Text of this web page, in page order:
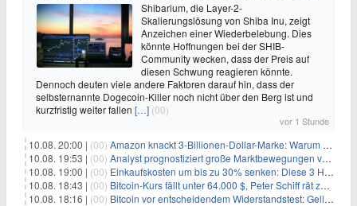
Shibarium, die Layer-2-
Skalierungslösung von Shiba Inu, zeigt
Anzeichen einer Wiederbelebung. Dies
könnte Hoffnungen bei der SHIB-
Community wecken, dass der Preis auf
diesen Schwung reagieren könnte.
Dennoch deuten viele andere Faktoren darauf hin, dass der
selbsternannte Dogecoin-Killer noch nicht über den Berg ist und
kurzfristig weiter fallen […] (00)
vor 1 Stunde
10.08. 20:00 | (00) Amazon knackt 3-Billionen-Dollar-Marke: Warum Anleger jetzt nachkaufen
10.08. 19:53 | (00) Analyst prognostiziert große Marktbewegungen vor Q4 in ruhigem Kryptomarkt
10.08. 19:00 | (00) Einkaufskosten um bis zu 30% senken: Diese 3 Hebel funktionieren wirklich
10.08. 18:43 | (00) Bitcoin-Kurs fällt unter 64.000 $, Peter Schiff rät zum Verkauf
10.08. 18:16 | (00) Bitcoin vor entscheidendem Widerstandstest: Gelingt der Durchbruch?